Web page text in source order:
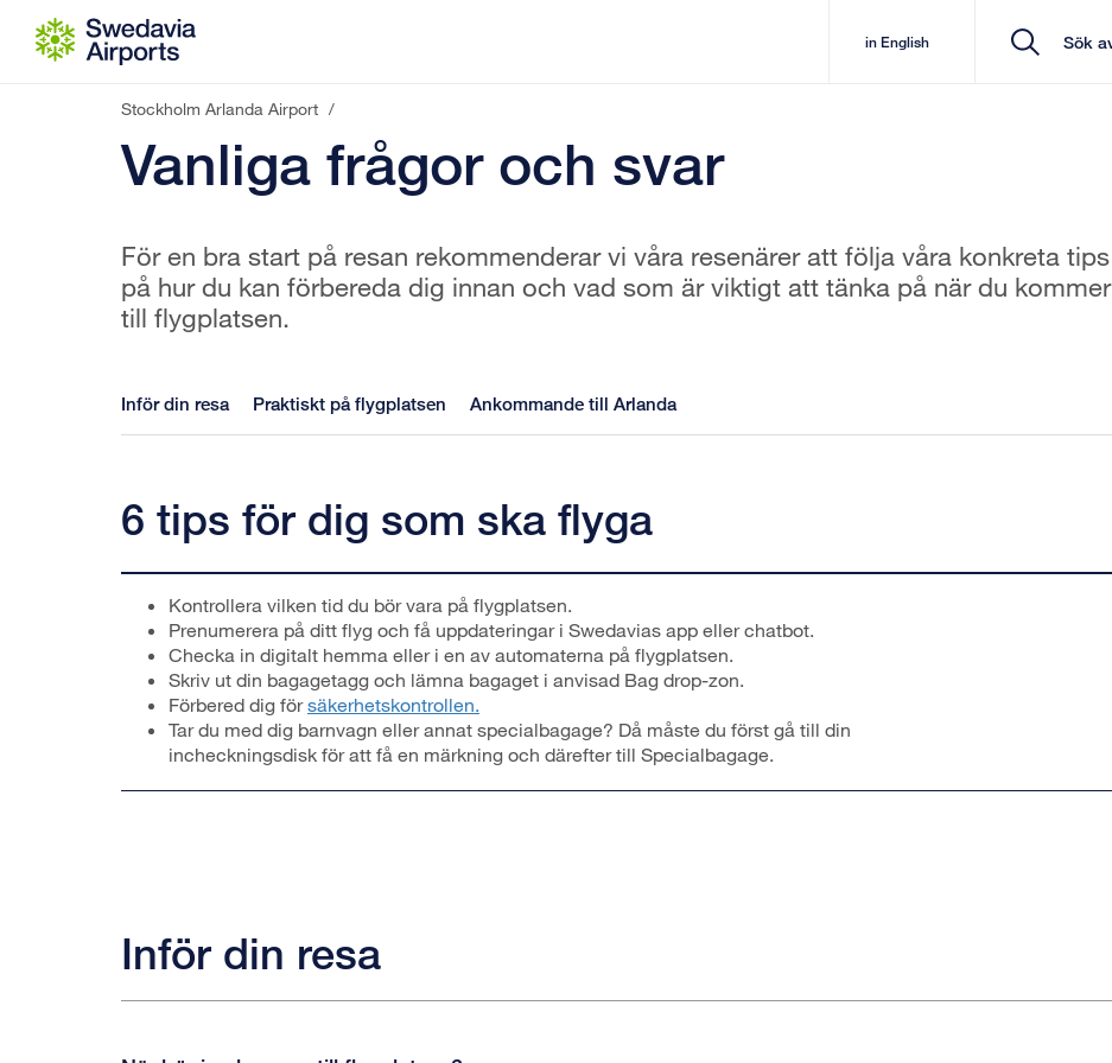
Gå till innehåll
in English
Stockholm Arlanda Airport /
Vanliga frågor och svar
För en bra start på resan rekommenderar vi våra resenärer att följa våra konkreta tips
på hur du kan förbereda dig innan och vad som är viktigt att tänka på när du kommer
till flygplatsen.
Inför din resa Praktiskt på flygplatsen Ankommande till Arlanda
6 tips för dig som ska flyga
Kontrollera vilken tid du bör vara på flygplatsen.
Prenumerera på ditt flyg och få uppdateringar i Swedavias app eller chatbot.
Checka in digitalt hemma eller i en av automaterna på flygplatsen.
Skriv ut din bagagetagg och lämna bagaget i anvisad Bag drop-zon.
Förbered dig försäkerhetskontrollen.
Tar du med dig barnvagn eller annat specialbagage? Då måste du först gå till din
incheckningsdisk för att få en märkning och därefter till Specialbagage.
Inför din resa